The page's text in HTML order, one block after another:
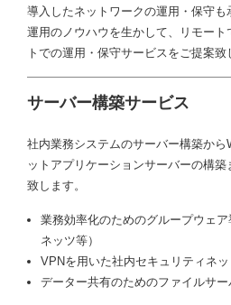
導入したネットワークの運用・保守
運用のノウハウを生かして、リモー
トでの運用・保守サービスをご提案致
サーバー構築サービス
社内業務システムのサーバー構築か
ットアプリケーションサーバーの構築
致します。
業務効率化のためのグループウェ
ネッツ等）
VPNを用いた社内セキュリティネ
データー共有のためのファイルサ